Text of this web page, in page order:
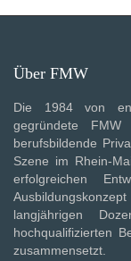
Über FMW
Die 1984 von
gegründete
berufsbildende
Szene im Rhein-
erfolgreichen
langjährigen
hochqualifizierten
zusammensetzt.